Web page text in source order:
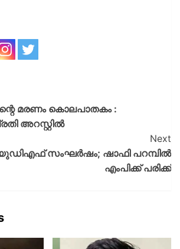
മരണം കൊലപാതകം :
അറസ്റ്റിൽ
Next
സംഘര്‍ഷം; ഷാഫി പറമ്പില്‍
എംപിക്ക് പരിക്ക്